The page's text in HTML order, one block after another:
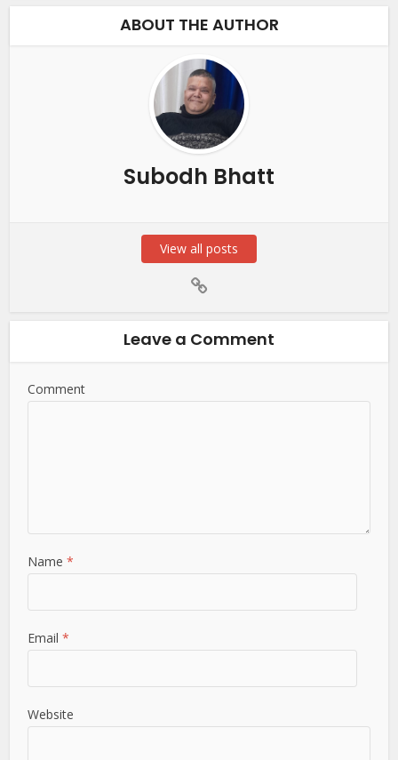
ABOUT THE AUTHOR
Subodh Bhatt
View all posts
Leave a Comment
Comment
Name*
Email*
Website